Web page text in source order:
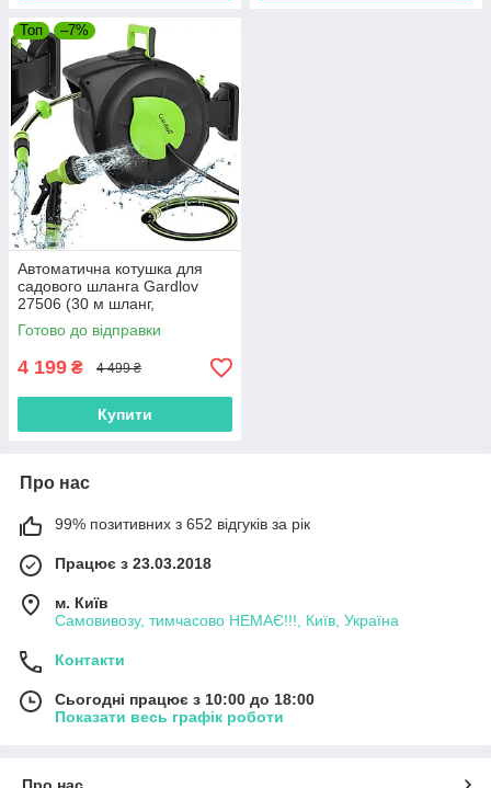
Топ –7%
Автоматична котушка для
садового шланга Gardlov
27506 (30 м шланг,
автозмотування, поворот
180°, Польща)
Готово до відправки
4 199 ₴ 4 499 ₴
Купити
Про нас
99% позитивних з 652 відгуків за рік
Працює з 23.03.2018
м. Київ
Самовивозу, тимчасово НЕМАЄ!!!, Київ, Україна
Контакти
Сьогодні працює з 10:00 до 18:00
Показати весь графік роботи